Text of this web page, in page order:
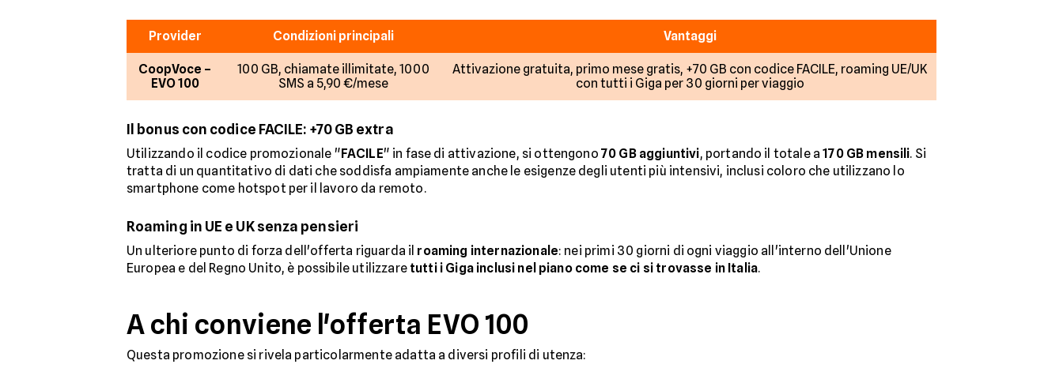
Provider Condizioni principali Vantaggi
CoopVoce –
EVO 100
100 GB, chiamate illimitate, 1000
SMS a 5,90 €/mese
Attivazione gratuita, primo mese gratis, +70 GB con codice FACILE, roaming UE/UK
con tutti i Giga per 30 giorni per viaggio
Il bonus con codice FACILE: +70 GB extra
Utilizzando il codice promozionale "FACILE" in fase di attivazione, si ottengono 70 GB aggiuntivi, portando il totale a170 GB mensili. Si
tratta di un quantitativo di dati che soddisfa ampiamente anche le esigenze degli utenti più intensivi, inclusi coloro che utilizzano lo
smartphone come hotspot per il lavoro da remoto.
Roaming in UE e UK senza pensieri
Un ulteriore punto di forza dell'offerta riguarda il roaming internazionale: nei primi 30 giorni di ogni viaggio all'interno dell'Unione
Europea e del Regno Unito, è possibile utilizzare tutti i Giga inclusi nel piano come se ci si trovasse in Italia.
A chi conviene l'offerta EVO 100
Questa promozione si rivela particolarmente adatta a diversi profili di utenza: